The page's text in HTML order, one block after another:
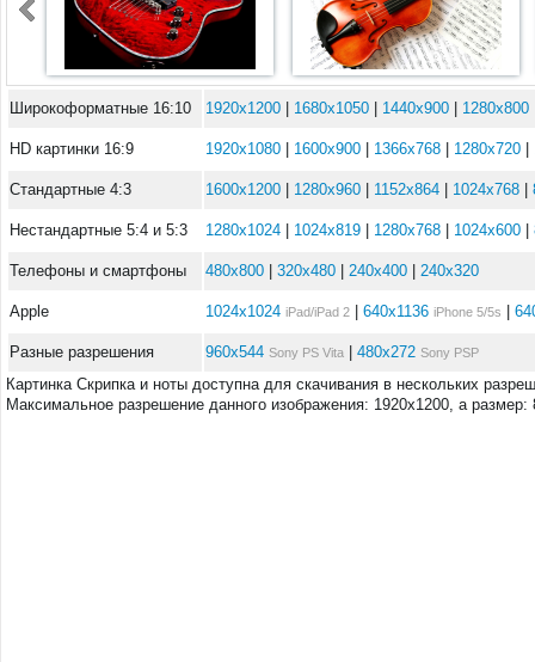
Широкоформатные 16:10 1920x1200 1680x1050 1440x900 1280x800
HD картинки 16:9 1920x1080 1600x900 1366x768 1280x720
Стандартные 4:3 1600x1200 1280x960 1152x864 1024x768
Нестандартные 5:4 и 5:3 1280x1024 1024x819 1280x768 1024x600
Телефоны и смартфоны 480x800 320x480 240x400 240x320
Apple 1024x1024 iPad/iPad 2 640x1136 iPhone 5/5s
Разные разрешения 960x544 Sony PS Vita 480x272 Sony PSP
Картинка Скрипка и ноты доступна для скачивания в нескольких
Максимальное разрешение данного изображения: 1920x1200, а размер: